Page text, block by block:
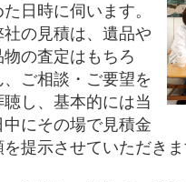
た日時に伺います。
社の見積は、遺品や
物の査定はもちろ
、ご相談・ご要望を
聴し、基本的には当
中にその場で見積金
を提示させていただきま